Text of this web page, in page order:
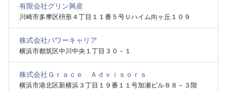
有限会社グリン興産
川崎市多摩区枡形４丁目１１番５号Ｕハイム向ヶ丘１０９
株式会社パワーキャリア
横浜市都筑区中川中央１丁目３０－１
株式会社Ｇｒａｃｅ Ａｄｖｉｓｏｒｓ
横浜市港北区新横浜３丁目１９番１１号加瀬ビル８８－３階